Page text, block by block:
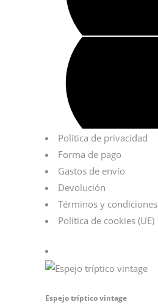
Política de privacidad
Forma de pago
Gastos de envío
Devolución
Términos y condiciones
Política de cookies (UE)
Espejo tríptico vintage